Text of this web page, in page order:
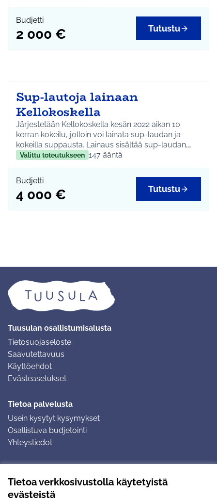
Tietoa verkkosivustolla käytetyistä
evästeistä
Budjetti
2 000 € Tutustu
Sup-lautoja lainaan
Kellokoskella
Järjestetään Kellokoskella kesän 2022 aikan 10
kerran kokeilu, jolloin voi lainata sup-laudan ja
kokeilla suppausta. Lainaus sisältää sup-laudan,
pelastusliivin sekä tarvittaessa opastuksen
Valittu toteutukseen 147 ääntä
Budjetti
4 000 € Tutustu
Tuusulan osallistumisalusta
Tietosuojaseloste
Saavutettavuus
Käyttöehdot
Evästeasetukset
Tietoa palvelusta
Usein kysytyt kysymykset
Osallistuva budjetointi
Yhteystiedot
Ohjeet kirjautumiseen